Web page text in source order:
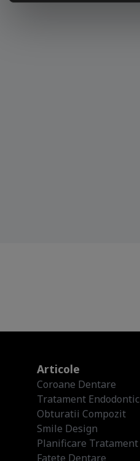
Articole
Coroane Dentare
Tratament Endodontic
Obturatii Compozit
Smile Design
Planificare Tratament
Fatete Dentare